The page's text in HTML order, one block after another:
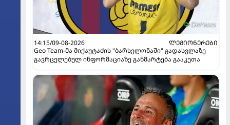
14:15/09-08-2026
ᲚᲔᲒᲘᲝᲜᲔᲠᲔᲑᲘ
Geo Team-მა მიქაუტაძის "ბარსელონაში" გადასვლაზე
გავრცელებულ ინფორმაციაზე განმარტება გააკეთა